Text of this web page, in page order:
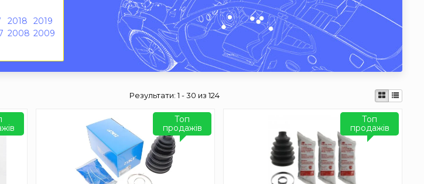
2018
2019
2008 2009
Результати:1 - 30 из 124
Топ
продажів
Топ
продажів